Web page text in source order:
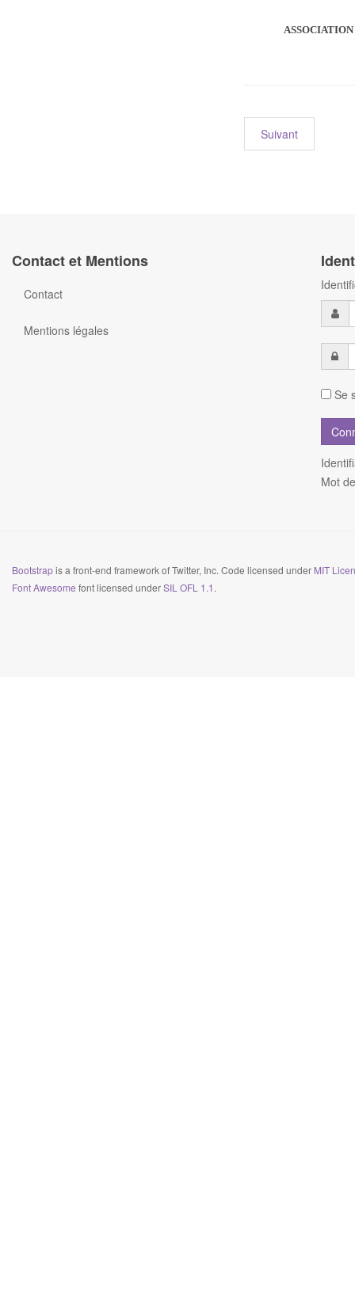
Suivant
Contact et Mentions
Contact
Mentions légales
Se
Mot
Bootstrapis a front-end framework of Twitter, Inc. Code licensed under MIT
Font Awesome font licensed underSIL OFL 1.1 .